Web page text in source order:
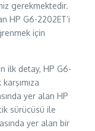
gerekmektedir.
HP G6-2202ET’i
için
ilk detay, HP G6-
yer alan HP
sürücüsü ile
yer alan bir